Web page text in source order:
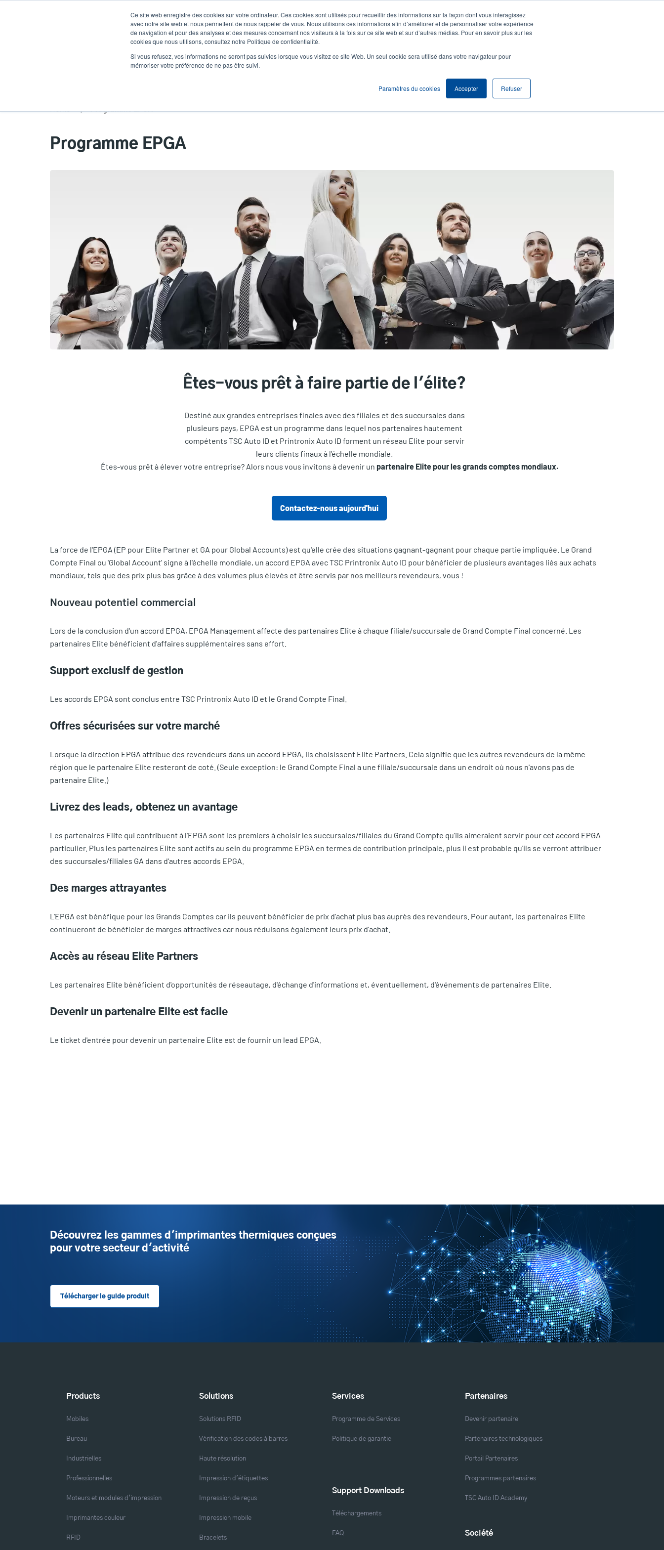
Ce site web enregistre des cookies sur votre ordinateur. Ces cookies sont utilisés pour recueillir des informations sur la façon dont vous interagissez
avec notre site web et nous permettent de nous rappeler de vous. Nous utilisons ces informations afin d’améliorer et de personnaliser votre expérience
de navigation et pour des analyses et des mesures concernant nos visiteurs à la fois sur ce site web et sur d’autres médias. Pour en savoir plus sur les
cookies que nous utilisons, consultez notre Politique de confidentialité.
Si vous refusez, vos informations ne seront pas suivies lorsque vous visitez ce site Web. Un seul cookie sera utilisé dans votre navigateur pour
mémoriser votre préférence de ne pas être suivi.
Paramètres du cookies Accepter Refuser
User
account
Actualités et événements Société
User
S'identifier S'enregistrer
Header
Home Programme EPGA
Programme EPGA
Êtes-vous prêt à faire partie de l'élite?
Destiné aux grandes entreprises finales avec des filiales et des succursales dans
plusieurs pays, EPGA est un programme dans lequel nos partenaires hautement
compétents TSC Auto ID et Printronix Auto ID forment un réseau Elite pour servir
leurs clients finaux à l'échelle mondiale.
Êtes-vous prêt à élever votre entreprise? Alors nous vous invitons à devenir un partenaire Elite pour les grands comptes mondiaux.
Contactez-nous aujourd'hui
La force de l'EPGA (EP pour Elite Partner et GA pour Global Accounts) est qu'elle crée des situations gagnant-gagnant pour chaque partie impliquée. Le Grand
Compte Final ou 'Global Account' signe à l'échelle mondiale, un accord EPGA avec TSC Printronix Auto ID pour bénéficier de plusieurs avantages liés aux achats
mondiaux, tels que des prix plus bas grâce à des volumes plus élevés et être servis par nos meilleurs revendeurs, vous !
Nouveau potentiel commercial
Lors de la conclusion d'un accord EPGA, EPGA Management affecte des partenaires Elite à chaque filiale/succursale de Grand Compte Final concerné. Les
partenaires Elite bénéficient d'affaires supplémentaires sans effort.
Support exclusif de gestion
Les accords EPGA sont conclus entre TSC Printronix Auto ID et le Grand Compte Final.
Offres sécurisées sur votre marché
Lorsque la direction EPGA attribue des revendeurs dans un accord EPGA, ils choisissent Elite Partners. Cela signifie que les autres revendeurs de la même
région que le partenaire Elite resteront de coté. (Seule exception: le Grand Compte Final a une filiale/succursale dans un endroit où nous n'avons pas de
partenaire Elite.)
Livrez des leads, obtenez un avantage
Les partenaires Elite qui contribuent à l'EPGA sont les premiers à choisir les succursales/filiales du Grand Compte qu'ils aimeraient servir pour cet accord EPGA
particulier. Plus les partenaires Elite sont actifs au sein du programme EPGA en termes de contribution principale, plus il est probable qu'ils se verront attribuer
des succursales/filiales GA dans d'autres accords EPGA.
Des marges attrayantes
L'EPGA est bénéfique pour les Grands Comptes car ils peuvent bénéficier de prix d'achat plus bas auprès des revendeurs. Pour autant, les partenaires Elite
continueront de bénéficier de marges attractives car nous réduisons également leurs prix d'achat.
Accès au réseau Elite Partners
Les partenaires Elite bénéficient d'opportunités de réseautage, d'échange d'informations et, éventuellement, d'événements de partenaires Elite.
Devenir un partenaire Elite est facile
Le ticket d'entrée pour devenir un partenaire Elite est de fournir un lead EPGA.
Découvrez les gammes d'imprimantes thermiques conçues
pour votre secteur d'activité
Télécharger le guide produit
Products
Mobiles
Bureau
Industrielles
Professionnelles
Moteurs et modules d'impression
Imprimantes couleur
RFID
Solutions
Solutions RFID
Vérification des codes à barres
Haute résolution
Impression d'étiquettes
Impression de reçus
Impression mobile
Bracelets
Services
Programme de Services
Politique de garantie
Support Downloads
Téléchargements
FAQ
Partenaires
Devenir partenaire
Partenaires technologiques
Portail Partenaires
Programmes partenaires
TSC Auto ID Academy
Société